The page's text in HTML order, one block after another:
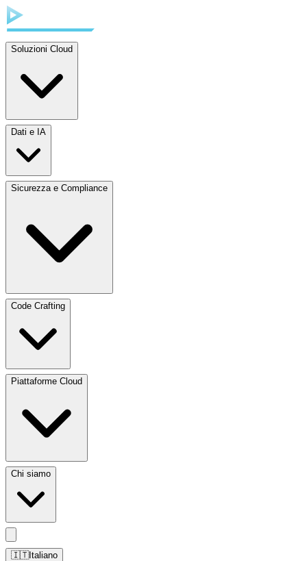
Soluzioni Cloud
Dati e IA
Sicurezza e Compliance
Code Crafting
Piattaforme Cloud
Chi siamo
🇮🇹Italiano